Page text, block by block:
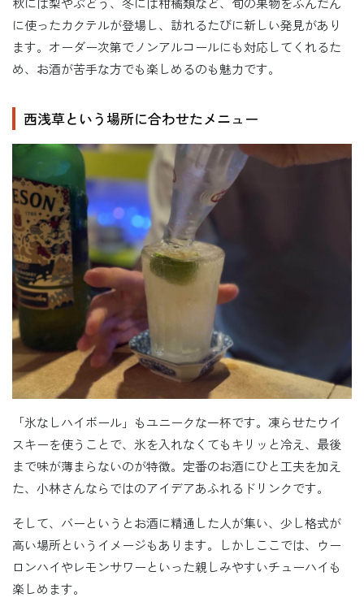
に使ったカクテルが登場し、訪れるたびに新しい発見があり
ます。オーダー次第でノンアルコールにも対応してくれるた
め、お酒が苦手な方でも楽しめるのも魅力です。
西浅草という場所に合わせたメニュー
「氷なしハイボール」もユニークな一杯です。凍らせたウイ
スキーを使うことで、氷を入れなくてもキリッと冷え、最後
まで味が薄まらないのが特徴。定番のお酒にひと工夫を加え
た、小林さんならではのアイデアあふれるドリンクです。
そして、バーというとお酒に精通した人が集い、少し格式が
高い場所というイメージもあります。しかしここでは、ウー
ロンハイやレモンサワーといった親しみやすいチューハイも
楽しめます。